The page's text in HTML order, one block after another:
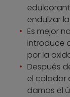
endulzar
Es mejor
introduce
por la
Después
el colador
damos el